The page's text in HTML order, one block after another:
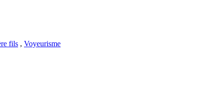
fils , Voyeurisme